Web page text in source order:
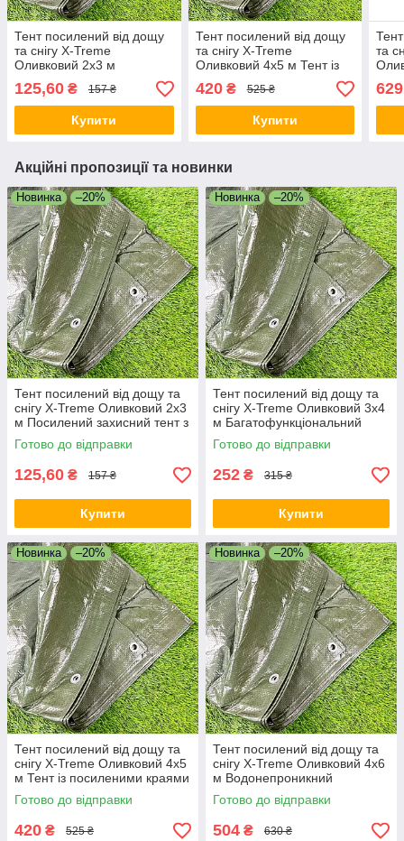
Тент посилений від дощу
та снігу X-Treme
Оливковий 2х3 м
Посилений захисний тент
з люверсами
125,60 ₴ 157 ₴
Купити
Тент посилений від дощу
та снігу X-Treme
Оливковий 4х5 м Тент із
Сонцезахисний тент
420₴ 525 ₴
Купити
та
Акційні пропозиції та новинки
Новинка –20%
Тент посилений від дощу та
снігу X-Treme Оливковий 2х3
м Посилений захисний тент з
люверсами
Готово до відправки
125,60 ₴ 157 ₴
Купити
Новинка –20%
Тент посилений від дощу та
снігу X-Treme Оливковий 3х4
м Багатофункціональний
покривний тент
Готово до відправки
252 ₴ 315 ₴
Купити
Новинка –20%
Тент посилений від дощу та
снігу X-Treme Оливковий 4х5
м Тент із посиленими краями
Сонцезахисний тент
Готово до відправки
420 ₴ 525 ₴
Новинка –20%
Тент посилений від дощу та
снігу X-Treme Оливковий 4х6
м Водонепроникний
захисний тент
Готово до відправки
504 ₴ 630 ₴